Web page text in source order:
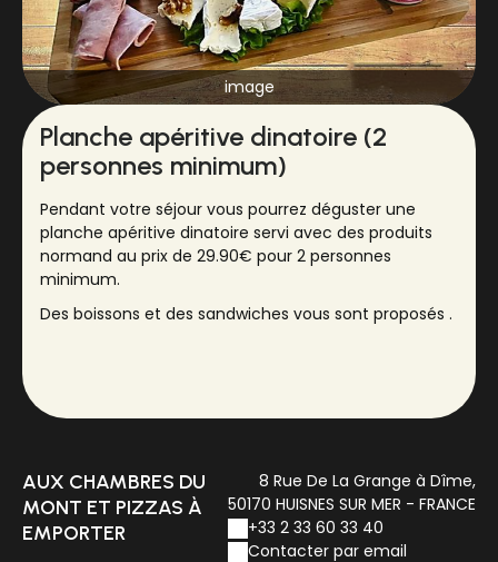
image
Planche apéritive dinatoire (2
personnes minimum)
Pendant votre séjour vous pourrez déguster une
planche apéritive dinatoire servi avec des produits
normand au prix de 29.90€ pour 2 personnes
minimum.
Des boissons et des sandwiches vous sont proposés .
AUX CHAMBRES DU
MONT ET PIZZAS À
EMPORTER
8 Rue De La Grange à Dîme,
50170 HUISNES SUR MER - FRANCE
+33 2 33 60 33 40
Contacter par email